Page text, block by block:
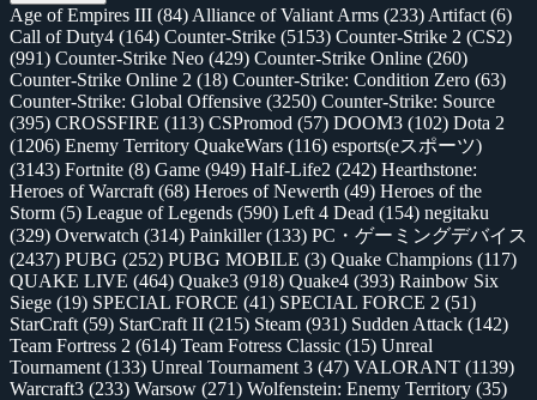
Age of Empires III (84) Alliance of Valiant Arms (233) Artifact (6)
Call of Duty4 (164) Counter-Strike (5153) Counter-Strike 2 (CS2)
(991) Counter-Strike Neo (429) Counter-Strike Online (260)
Counter-Strike Online 2 (18) Counter-Strike: Condition Zero (63)
Counter-Strike: Global Offensive (3250) Counter-Strike: Source
(395) CROSSFIRE (113) CSPromod (57) DOOM3 (102) Dota 2
(1206) Enemy Territory QuakeWars (116) esports(eスポーツ)
(3143) Fortnite (8) Game (949) Half-Life2 (242) Hearthstone:
Heroes of Warcraft (68) Heroes of Newerth (49) Heroes of the
Storm (5) League of Legends (590) Left 4 Dead (154) negitaku
(329) Overwatch (314) Painkiller(133) PC・ゲーミングデバイス
(2437) PUBG (252) PUBG MOBILE (3) Quake Champions (117)
QUAKE LIVE (464) Quake3 (918) Quake4 (393) Rainbow Six
Siege (19) SPECIAL FORCE (41) SPECIAL FORCE 2 (51)
StarCraft (59) StarCraft II (215) Steam (931) Sudden Attack (142)
Team Fortress 2 (614) Team Fotress Classic (15) Unreal
Tournament (133) Unreal Tournament 3 (47) VALORANT (1139)
Warcraft3 (233) Warsow (271) Wolfenstein: Enemy Territory (35)